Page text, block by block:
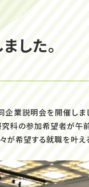
した。
業説明会を開催しま
究科の参加希望者が
希望する就職を叶え